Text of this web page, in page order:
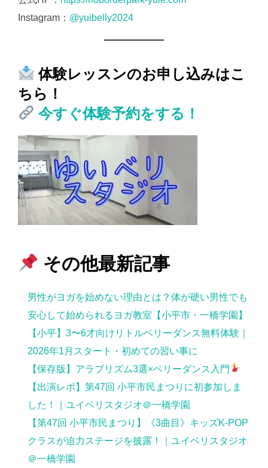
Instagram： @yuibelly2024
体験レッスンのお申し込みはこ
ちら！
今すぐ体験予約をする！
その他最新記事
男性がヨガを始めない理由とは？体が硬い男性でも
安心して始められるヨガ教室【小平市・一橋学園】
【小平】3〜6才向けリトルベリーダンス無料体験｜
2026年1月スタート・初めての習い事に
【保存版】アラブリズム3選×ベリーダンス入門
【出演レポ】第47回 小平市民まつりに初参加しま
した！｜ユイベリスタジオ＠一橋学園
【第47回 小平市民まつり】《3曲目》キッズK-POP
クラスが迫力ステージを披露！｜ユイベリスタジオ
＠一橋学園